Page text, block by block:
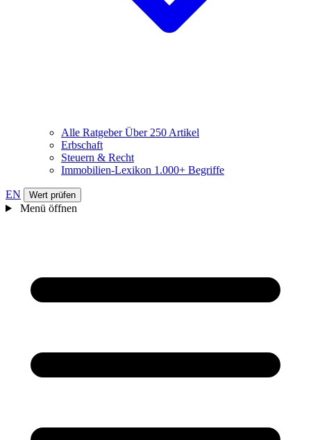
Alle RatgeberÜber 250 Artikel
Erbschaft
Steuern & Recht
Immobilien-Lexikon 1.000+ Begriffe
EN Wert prüfen
Menü öffnen